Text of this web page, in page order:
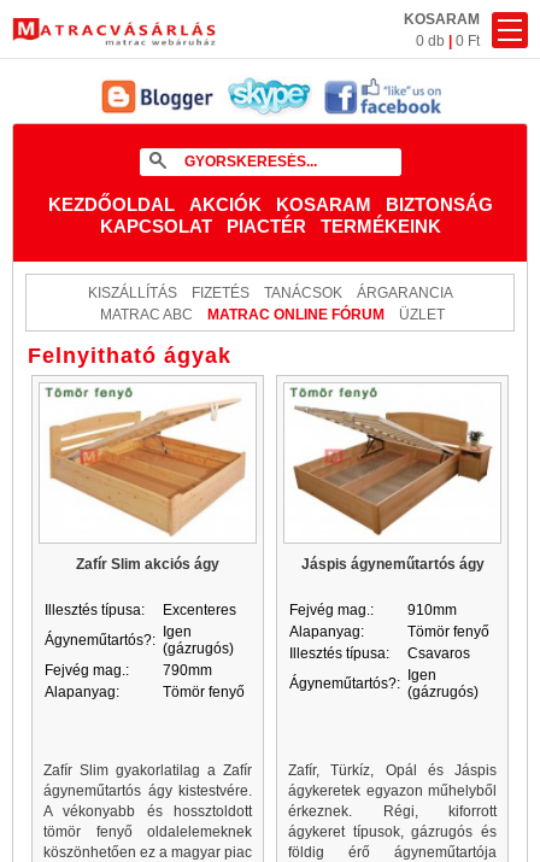
KOSARAM
0 db
0 Ft
KEZDŐOLDAL AKCIÓK KOSARAM
BIZTONSÁG
KAPCSOLAT
PIACTÉR TERMÉKEINK
KISZÁLLÍTÁS FIZETÉS TANÁCSOK
ÁRGARANCIA
MATRAC ABC
MATRAC ONLINE FÓRUM ÜZLET
Felnyitható ágyak
Zafír Slim akciós ágy
Illesztés típusa:
Excenteres
Ágyneműtartós?: Igen
(gázrugós)
Fejvég mag.:
790mm
Alapanyag:
Tömör fenyő
Zafír Slim gyakorlatilag a Zafír
ágyneműtartós ágy kistestvére.
A vékonyabb és hossztoldott
tömör fenyő oldalelemeknek
köszönhetően ez a magyar piac
Jáspis ágyneműtartós ágy
Fejvég mag.:
910mm
Alapanyag:
Tömör fenyő
Illesztés típusa:
Csavaros
Ágyneműtartós?: Igen
(gázrugós)
Zafír, Türkíz, Opál és Jáspis
ágykeretek egyazon műhelyből
érkeznek. Régi, kiforrott
ágykeret típusok, gázrugós és
földig érő ágyneműtartója